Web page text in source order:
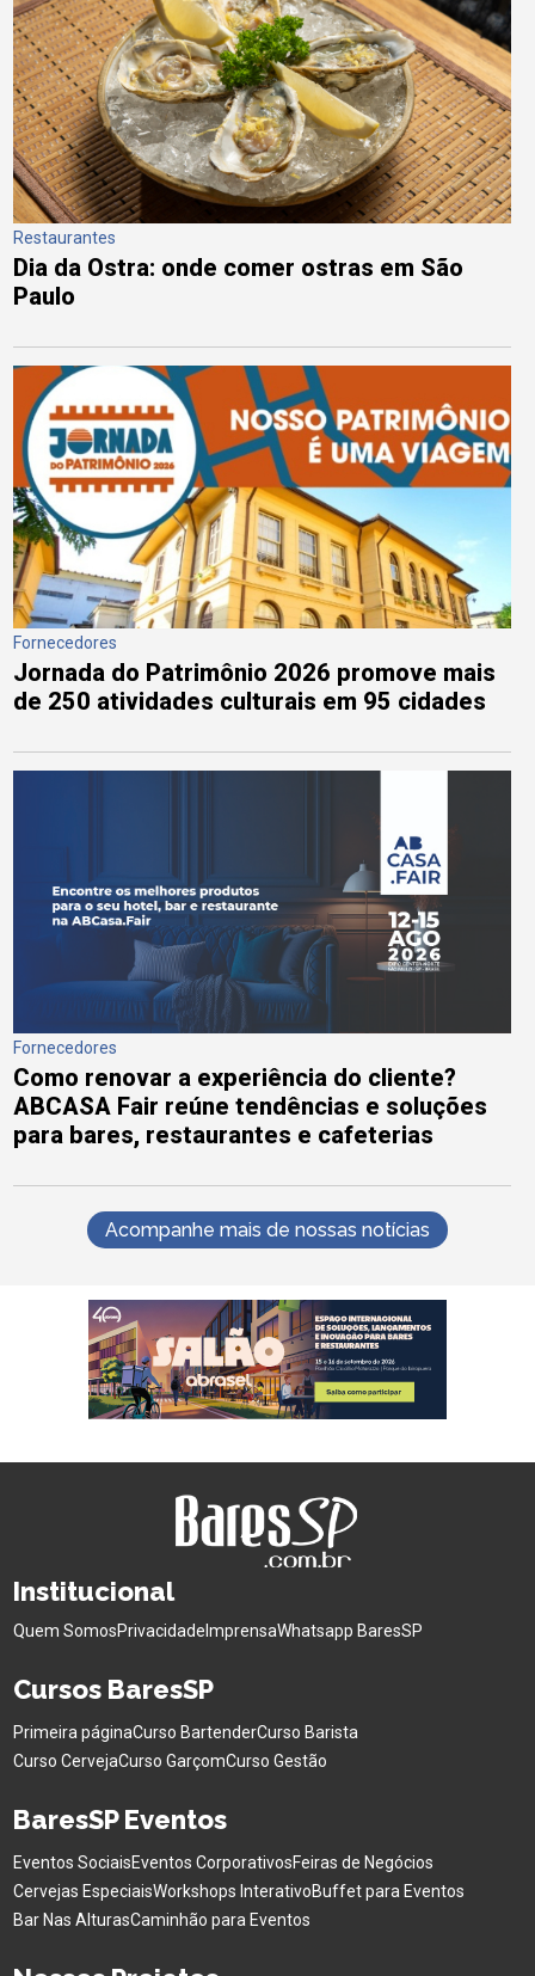
Restaurantes
Dia da Ostra: onde comer ostras em São
Paulo
Fornecedores
Jornada do Patrimônio 2026 promove mais
de 250 atividades culturais em 95 cidades
Fornecedores
Como renovar a experiência do cliente?
ABCASA Fair reúne tendências e soluções
para bares, restaurantes e cafeterias
Acompanhe mais de nossas notícias
Institucional
Quem SomosPrivacidade ImprensaWhatsapp BaresSP
Cursos BaresSP
Primeira páginaCurso BartenderCurso Barista
Curso CervejaCurso GarçomCurso Gestão
BaresSP Eventos
Eventos SociaisEventos CorporativosFeiras de Negócios
Cervejas EspeciaisWorkshops InterativoBuffet para Eventos
Bar Nas AlturasCaminhão para Eventos